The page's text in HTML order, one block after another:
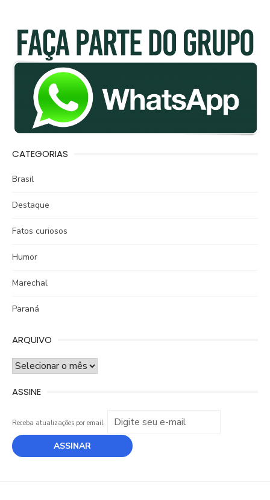
CATEGORIAS
Brasil
Destaque
Fatos curiosos
Humor
Marechal
Paraná
ARQUIVO
ARQUIVO
ASSINE
Receba atualizações por email.